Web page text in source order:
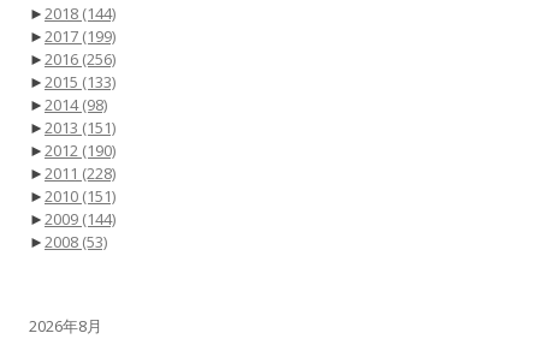
►2018 (144)
►2017 (199)
►2016 (256)
►2015 (133)
►2014(98)
►2013 (151)
►2012 (190)
►2011 (228)
►2010 (151)
►2009 (144)
►2008 (53)
2026年8月